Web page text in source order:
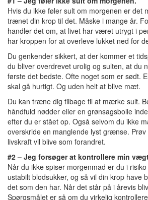
Hvis du ikke føler sult om morgenen er det
trænet din krop til det. Måske i mange år.
handler det om, at livet har været utrygt i
har kroppen for at overleve lukket ned for
Du genkender sikkert, at der kommer et
du bliver overdrevet urolig og sulten, at du
første det bedste. Ofte noget som er sødt.
skal gå hurtigt. Og uden helt at blive mæt.
Du kan træne dig tilbage til at mærke sult.
håndfuld nødder eller en grønsagsbolle
efter du er stået op. Også selvom du ikke
overskride en manglende lyst grænse. Prøv
livskraft vil blive som forandret.
#2 – Jeg forsøger at kontrollere min
Når du ikke spiser morgenmad er du i
ustabilt blodsukker, og så vil din krop have
det som den har. Når det står på i årevis
Spørgsmålet er så om du virkelig